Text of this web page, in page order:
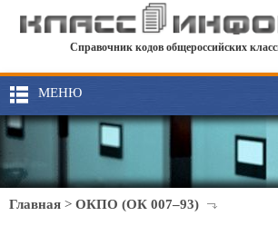
Справочник кодов общероссийских
МЕНЮ
Главная > ОКПО (ОК 007–93)